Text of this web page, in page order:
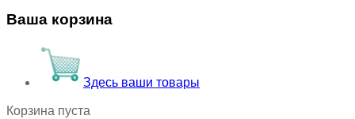
Ваша корзина
Здесь ваши товары
Корзина пуста